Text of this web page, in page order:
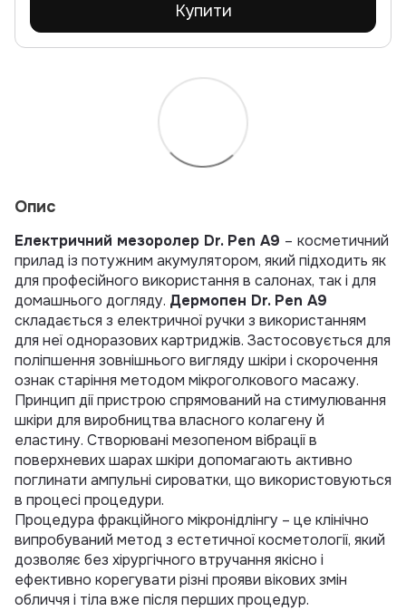
Купити
Опис
Електричний мезоролер Dr. Pen A9 – косметичний
прилад із потужним акумулятором, який підходить як
для професійного використання в салонах, так і для
домашнього догляду. Дермопен Dr. Pen A9
складається з електричної ручки з використанням
для неї одноразових картриджів. Застосовується для
поліпшення зовнішнього вигляду шкіри і скорочення
ознак старіння методом мікроголкового масажу.
Принцип дії пристрою спрямований на стимулювання
шкіри для виробництва власного колагену й
еластину. Створювані мезопеном вібрації в
поверхневих шарах шкіри допомагають активно
поглинати ампульні сироватки, що використовуються
в процесі процедури.
Процедура фракційного мікронідлінгу – це клінічно
випробуваний метод з естетичної косметології, який
дозволяє без хірургічного втручання якісно і
ефективно корегувати різні прояви вікових змін
обличчя і тіла вже після перших процедур.